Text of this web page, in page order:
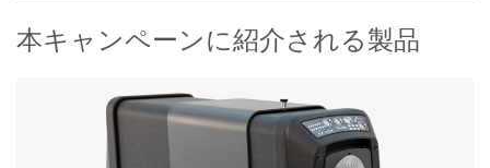
本キャンペーンに紹介される製品